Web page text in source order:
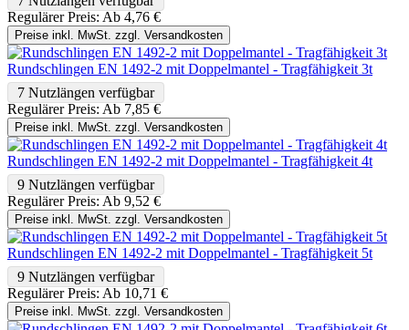
Regulärer Preis: Ab 4,76 €
Preise inkl. MwSt. zzgl. Versandkosten
Rundschlingen EN 1492-2 mit Doppelmantel - Tragfähigkeit 3t
7 Nutzlängen verfügbar
Regulärer Preis: Ab 7,85 €
Preise inkl. MwSt. zzgl. Versandkosten
Rundschlingen EN 1492-2 mit Doppelmantel - Tragfähigkeit 4t
9 Nutzlängen verfügbar
Regulärer Preis: Ab 9,52 €
Preise inkl. MwSt. zzgl. Versandkosten
Rundschlingen EN 1492-2 mit Doppelmantel - Tragfähigkeit 5t
9 Nutzlängen verfügbar
Regulärer Preis: Ab 10,71 €
Preise inkl. MwSt. zzgl. Versandkosten